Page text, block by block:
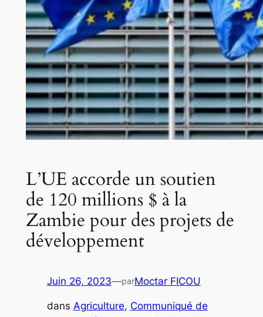
L’UE accorde un soutien
de 120 millions $ à la
Zambie pour des projets de
développement
Juin 26, 2023—parMoctar FICOU
dans Agriculture, Communiqué de